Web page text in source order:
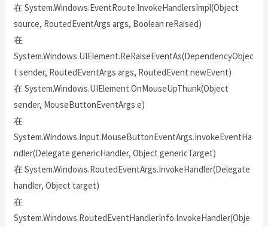
在 System.Windows.EventRoute.InvokeHandlersImpl(Object
source, RoutedEventArgs args, Boolean reRaised)
在
System.Windows.UIElement.ReRaiseEventAs(DependencyObjec
t sender, RoutedEventArgs args, RoutedEvent newEvent)
在 System.Windows.UIElement.OnMouseUpThunk(Object
sender, MouseButtonEventArgs e)
在
System.Windows.Input.MouseButtonEventArgs.InvokeEventHa
ndler(Delegate genericHandler, Object genericTarget)
在 System.Windows.RoutedEventArgs.InvokeHandler(Delegate
handler, Object target)
在
System.Windows.RoutedEventHandlerInfo.InvokeHandler(Obje